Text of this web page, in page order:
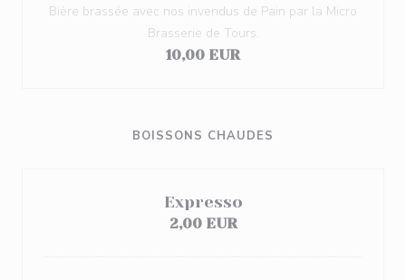
Bière brassée avec nos invendus de Pain par la Micro
Brasserie de Tours.
10,00 EUR
BOISSONS CHAUDES
Expresso
2,00 EUR